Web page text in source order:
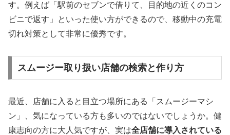
す。例えば「駅前のセブンで借りて、目的地の近くのコン
ビニで返す」といった使い方ができるので、移動中の充電
切れ対策として非常に優秀です。
スムージー取り扱い店舗の検索と作り方
最近、店舗に入ると目立つ場所にある「スムージーマシ
ン」、気になっている方も多いのではないでしょうか。健
康志向の方に大人気ですが、実は全店舗に導入されている